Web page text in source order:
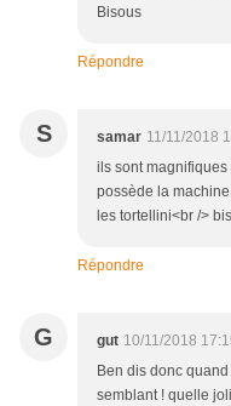
Bisous
Répondre
S samar 11/11/2018
ils sont
possède la
les tortellini<br />
Répondre
G gut 10/11/2018
Ben dis donc
semblant ! quelle